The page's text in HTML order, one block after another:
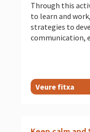
Through this
to learn and
strategies to
communication,
Veure fitxa